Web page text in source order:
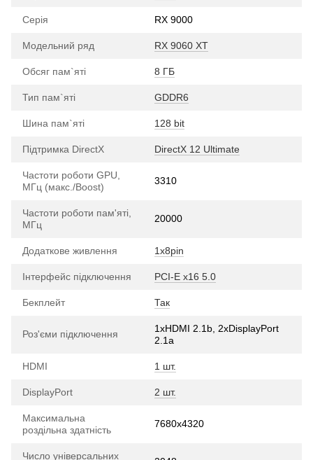
Серія RX 9000
Модельний ряд RX 9060 XT
Обсяг пам`яті 8 ГБ
Тип пам`яті GDDR6
Шина пам`яті 128 bit
Підтримка DirectX DirectX 12 Ultimate
Частоти роботи GPU,
МГц (макс./Boost)
3310
Частоти роботи пам'яті,
МГц
20000
Додаткове живлення 1x8pin
Інтерфейс підключення PCI-E х16 5.0
Бекплейт Так
Роз'єми підключення
1xHDMI 2.1b, 2xDisplayPort
2.1a
HDMI 1 шт.
DisplayPort 2 шт.
Максимальна
роздільна здатність
7680x4320
Число універсальних